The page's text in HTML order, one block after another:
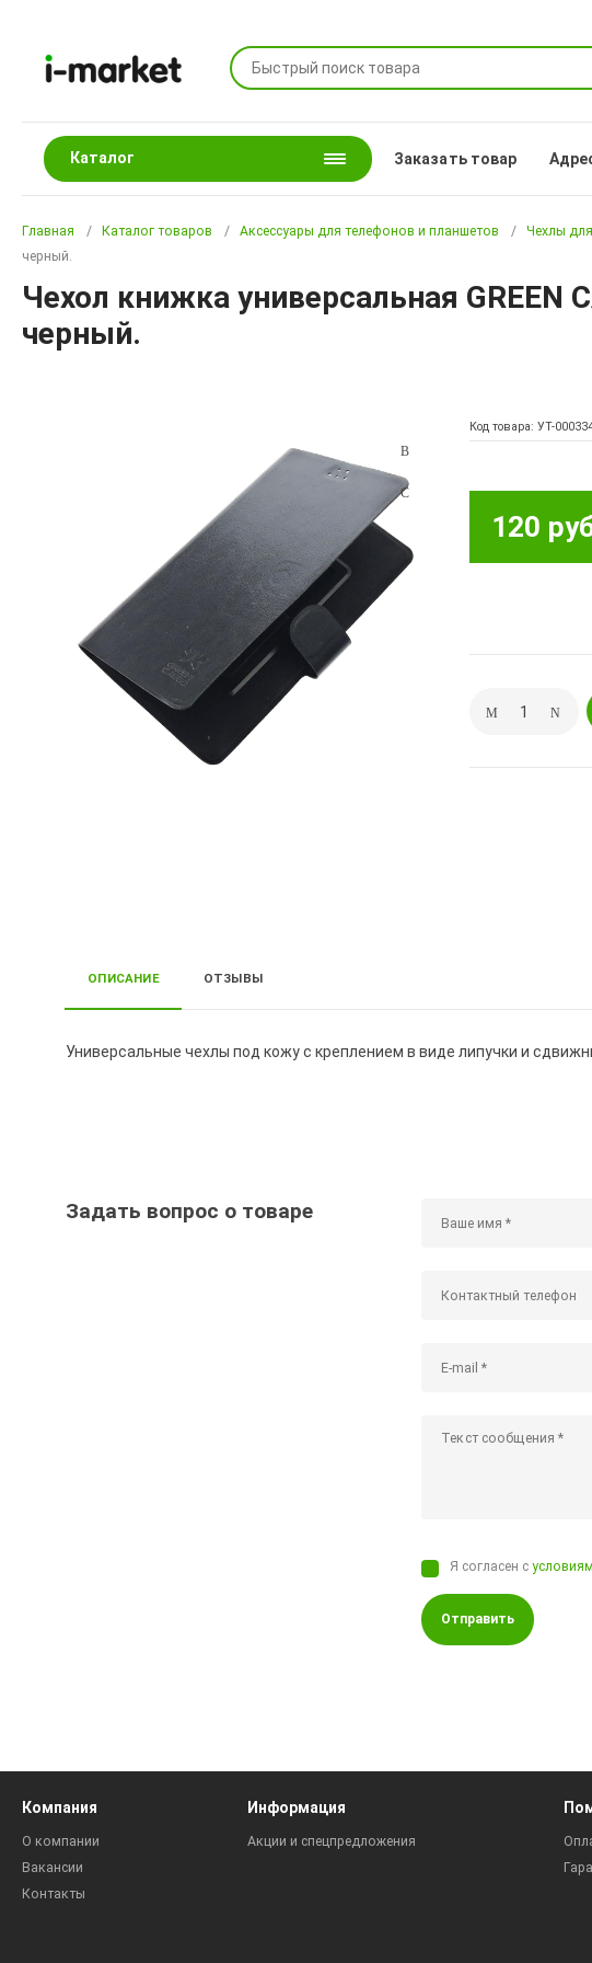
Каталог Заказать товар
Главная Каталог товаров Аксессуары для телефонов и планшетов Чехлы
черный.
Чехол книжка универсальная
черный.
Код товара: УТ-
120
ОПИСАНИЕ ОТЗЫВЫ
Универсальные чехлы под кожу с креплением в виде липучки и
Задать вопрос о товаре
Я согласен с
Отправить
Компания
О компании
Вакансии
Контакты
Информация
Акции и спецпредложения